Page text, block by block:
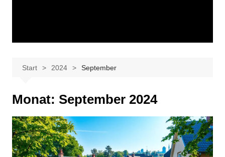
Start 2024 September
Monat: September 2024